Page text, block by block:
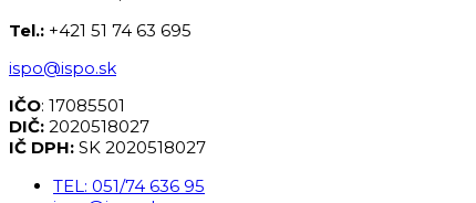
Tel.: +421 51 74 63 695
ispo@ispo.sk
IČO: 17085501
DIČ: 2020518027
IČ DPH: SK 2020518027
TEL: 051/74 636 95